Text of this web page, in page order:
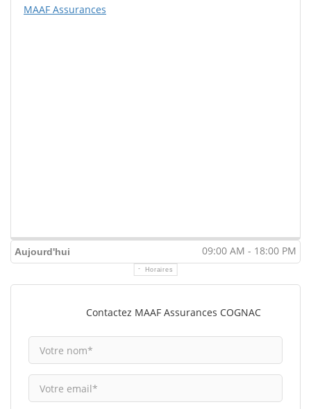
MAAF Assurances
Aujourd'hui 09:00 AM - 18:00 PM
Horaires
Contactez MAAF Assurances COGNAC